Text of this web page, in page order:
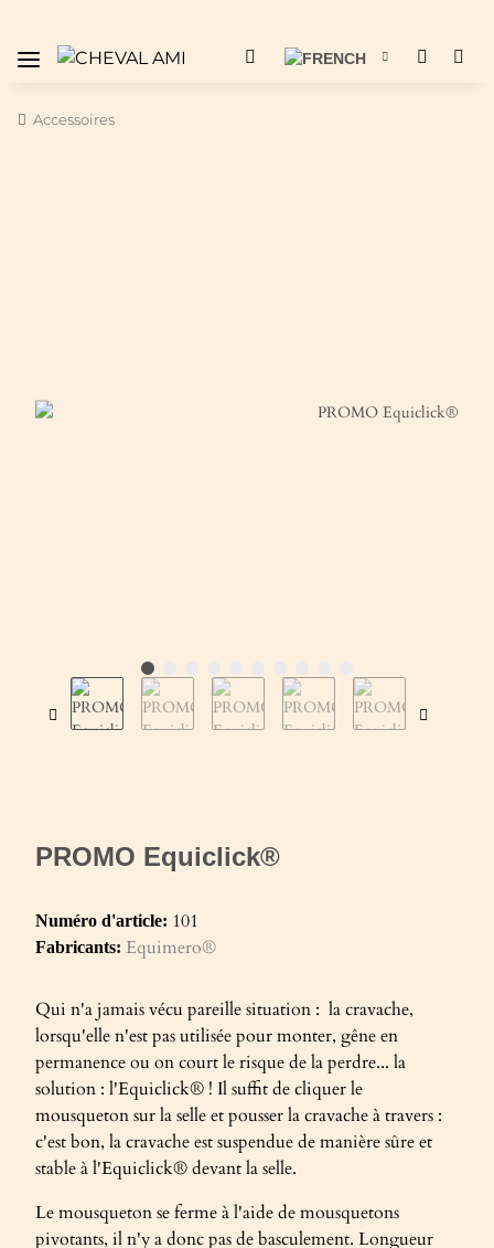
Accessoires
PROMO Equiclick®
Numéro d'article: 101
Fabricants: Equimero®
Qui n'a jamais vécu pareille situation : la cravache,
lorsqu'elle n'est pas utilisée pour monter, gêne en
permanence ou on court le risque de la perdre... la
solution : l'Equiclick® ! Il suffit de cliquer le
mousqueton sur la selle et pousser la cravache à travers :
c'est bon, la cravache est suspendue de manière sûre et
stable à l'Equiclick® devant la selle.
Le mousqueton se ferme à l'aide de mousquetons
pivotants, il n'y a donc pas de basculement. Longueur